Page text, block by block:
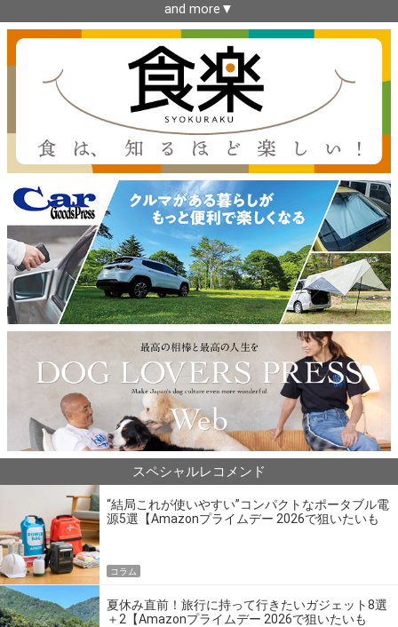
and more▼
スペシャルレコメンド
“結局これが使いやすい”コンパクトなポータブル電
源5選【Amazonプライムデー 2026で狙いたいも
コラム
夏休み直前！旅行に持って行きたいガジェット8選
＋2【Amazonプライムデー 2026で狙いたいも